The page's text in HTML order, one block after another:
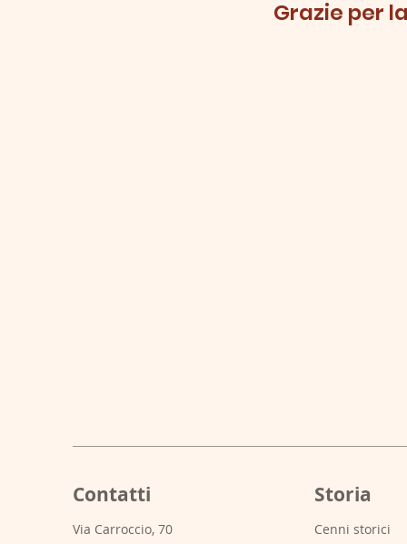
Grazie per
Contatti
Via Carroccio, 70
Storia
Cenni storici